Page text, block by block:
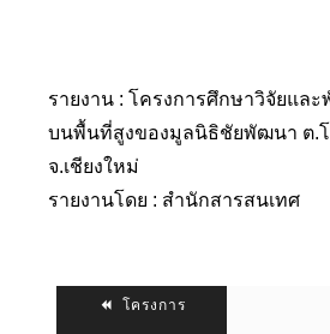
รายงาน : โครงการศึกษาวิจัยแล
บนพื้นที่สูงของมูลนิธิชัยพัฒนา ต.โ
จ.เชียงใหม่
รายงานโดย : สำนักสารสนเทศ
โครงการ